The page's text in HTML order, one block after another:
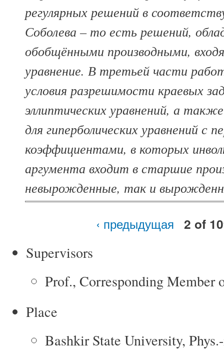
регулярных решений в
Соболева – то есть решений,
обобщёнными производными,
уравнение. В третьей части
условия разрешимости краевых
эллиптических уравнений, а
для гиперболических уравнений с
коэффициентами, в которых
аргумента входит в старшие
невырожденные, так и
‹ предыдущая 2 of
Supervisors
Prof., Corresponding Member
Place
Bashkir State University,